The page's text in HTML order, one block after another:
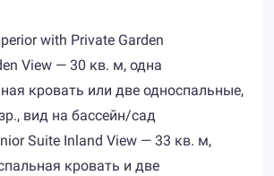
with Private Garden
View — 30 кв. м, одна
кровать или две односпальные,
вид на бассейн/сад
Suite Inland View — 33 кв. м,
кровать и две